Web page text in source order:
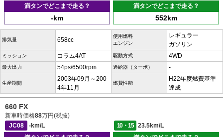
満タンでどこまで走る？
-km
満タンでどこまで走る？
552km
排気量 658cc
使用燃料
エンジン
レギュラー
ガソリン
ミッション コラム4AT 駆動方式 4WD
最大出力 54ps/6500rpm 過給器（ターボ） -
生産期間
2003年09月～200
4年11月
燃費性能
H22年度燃費基準
達成
660 FX
新車時価格88万円(税抜)
JC08
-km/L 10・15
23.5km/L